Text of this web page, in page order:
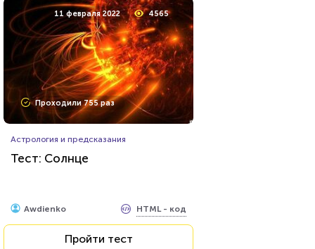
11 февраля 2022 4565
Проходили 755 раз
Астрология и предсказания
Тест: Солнце
Awdienko HTML - код
Пройти тест